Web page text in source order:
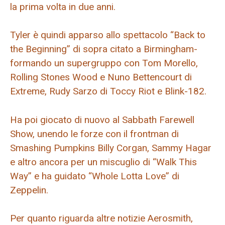
la prima volta in due anni.
Tyler è quindi apparso allo spettacolo “Back to
the Beginning” di sopra citato a Birmingham-
formando un supergruppo con Tom Morello,
Rolling Stones Wood e Nuno Bettencourt di
Extreme, Rudy Sarzo di Toccy Riot e Blink-182.
Ha poi giocato di nuovo al Sabbath Farewell
Show, unendo le forze con il frontman di
Smashing Pumpkins Billy Corgan, Sammy Hagar
e altro ancora per un miscuglio di “Walk This
Way” e ha guidato “Whole Lotta Love” di
Zeppelin.
Per quanto riguarda altre notizie Aerosmith,